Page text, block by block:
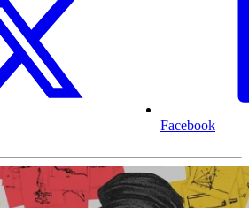
Facebook